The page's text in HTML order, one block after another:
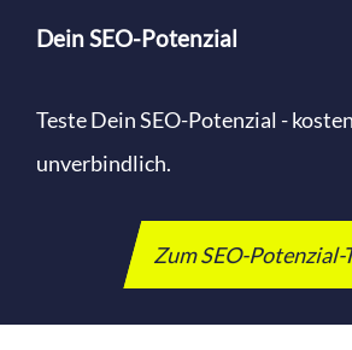
Dein SEO-Potenzial
Teste Dein SEO-Potenzial -
unverbindlich.
Zum SEO-Potenzial-